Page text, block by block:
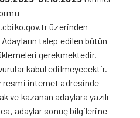
üzerinden
talep edilen bütün
gerekmektedir.
kabul edilmeyecektir.
resmi internet adresinde
ve kazanan adaylara yazılı
adaylar sonuç bilgilerine